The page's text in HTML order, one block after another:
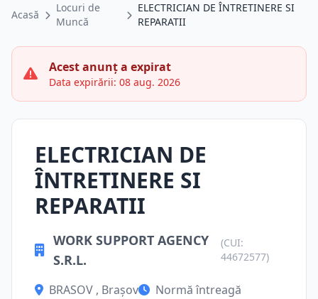
Acasă
Locuri de
Muncă
ELECTRICIAN DE ÎNTRETINERE SI
REPARATII
Acest anunț a expirat
Data expirării: 08 aug. 2026
ELECTRICIAN DE
ÎNTRETINERE SI
REPARATII
WORK SUPPORT AGENCY
S.R.L.
(CUI:
44672577)
BRASOV , Brașov
Normă întreagă